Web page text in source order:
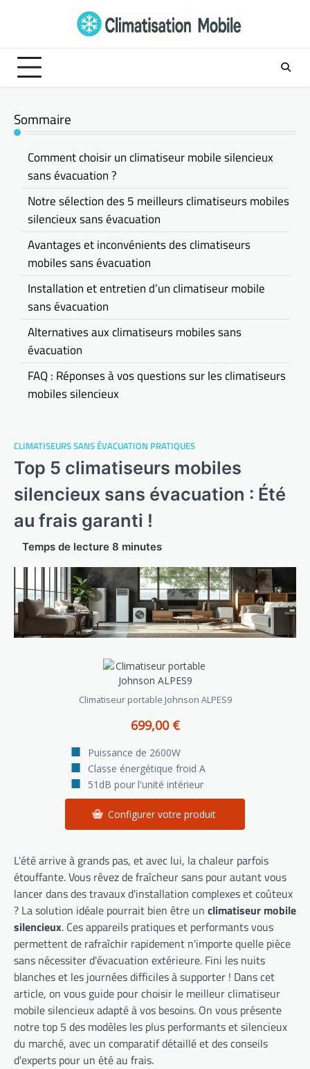
CLIMATISEURS SANS ÉVACUATION PRATIQUES
Top 5 climatiseurs mobiles
silencieux sans évacuation : Été
au frais garanti !
Climatiseur portable Johnson ALPES9
699,00 €
Puissance de 2600W
Classe énergétique froid A
51dB pour l'unité intérieur
Configurer votre produit
L'été arrive à grands pas, et avec lui, la chaleur parfois
étouffante. Vous rêvez de fraîcheur sans pour autant vous
lancer dans des travaux d'installation complexes et coûteux
? La solution idéale pourrait bien être un climatiseur mobile
silencieux. Ces appareils pratiques et performants vous
permettent de rafraîchir rapidement n'importe quelle pièce
sans nécessiter d'évacuation extérieure. Fini les nuits
blanches et les journées difficiles à supporter ! Dans cet
article, on vous guide pour choisir le meilleur climatiseur
mobile silencieux adapté à vos besoins. On vous présente
notre top 5 des modèles les plus performants et silencieux
du marché, avec un comparatif détaillé et des conseils
d'experts pour un été au frais.
Sommaire
Comment choisir un climatiseur mobile silencieux
sans évacuation ?
Notre sélection des 5 meilleurs climatiseurs mobiles
silencieux sans évacuation
Avantages et inconvénients des climatiseurs
mobiles sans évacuation
Installation et entretien d’un climatiseur mobile
sans évacuation
Alternatives aux climatiseurs mobiles sans
évacuation
FAQ : Réponses à vos questions sur les climatiseurs
mobiles silencieux